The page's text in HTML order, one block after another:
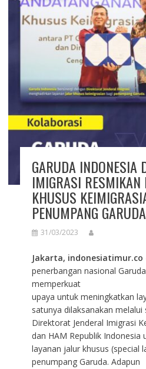
GARUDA INDONESIA
IMIGRASI RESMIKAN
KHUSUS
PENUMPANG GARUDA
31/03/2023
Jakarta, indonesiatimur.co
penerbangan nasional
memperkuat
upaya untuk meningkatkan
satunya dilaksanakan melalui
Direktorat Jenderal Imigrasi
dan HAM Republik Indonesia
layanan jalur khusus (special
penumpang Garuda. Adapun